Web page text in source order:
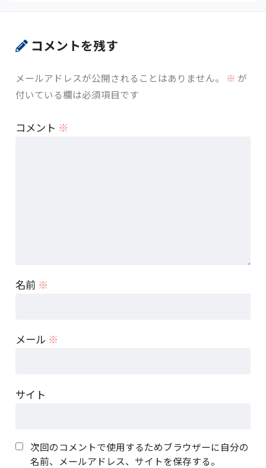
コメントを残す
メールアドレスが公開されることはありません。 ※ が
付いている欄は必須項目です
コメント ※
名前 ※
メール ※
サイト
次回のコメントで使用するためブラウザーに自分の
名前、メールアドレス、サイトを保存する。